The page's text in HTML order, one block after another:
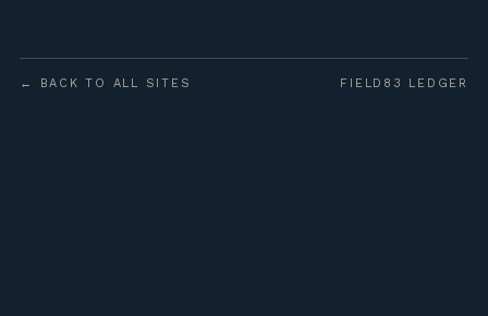
← BACK TO ALL SITES FIELD83 LEDGER